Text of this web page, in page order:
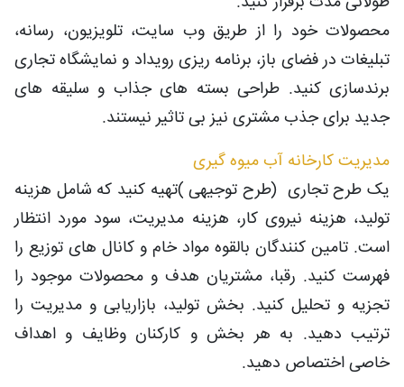
محصولات خود را از طریق وب سایت، تلویزیون، رسانه،
تبلیغات در فضای باز، برنامه ریزی رویداد و نمایشگاه تجاری
برندسازی کنید. طراحی بسته های جذاب و سلیقه های
جدید برای جذب مشتری نیز بی تاثیر نیستند.
مدیریت کارخانه آب میوه گیری
یک طرح تجاری (طرح توجیهی )تهیه کنید که شامل هزینه
تولید، هزینه نیروی کار، هزینه مدیریت، سود مورد انتظار
است. تامین کنندگان بالقوه مواد خام و کانال های توزیع را
فهرست کنید. رقبا، مشتریان هدف و محصولات موجود را
تجزیه و تحلیل کنید. بخش تولید، بازاریابی و مدیریت را
ترتیب دهید. به هر بخش و کارکنان وظایف و اهداف
خاصی اختصاص دهید.